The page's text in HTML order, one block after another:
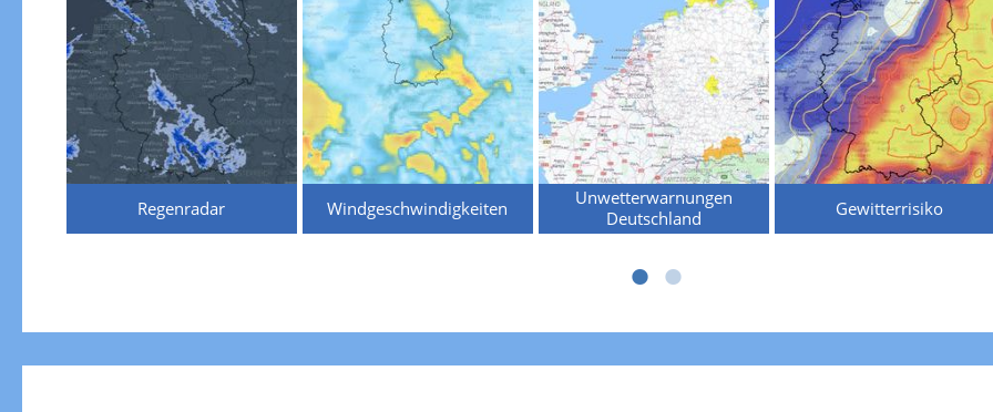
Regenradar Windgeschwindigkeiten
Unwetterwarnungen
Deutschland
Gewitterrisiko